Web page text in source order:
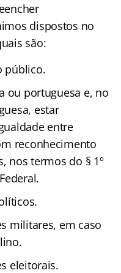
dispostos no
são:
público.
ou portuguesa e, no
estar
entre
reconhecimento
nos termos do § 1º
militares, em caso
eleitorais.